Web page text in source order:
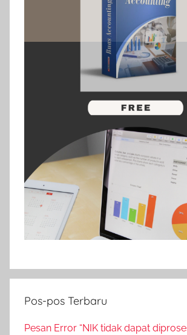
Pos-pos Terbaru
Pesan Error “NIK tidak dapat